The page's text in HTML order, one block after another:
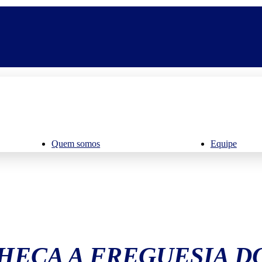
Quem somos Equipe
A FREGUESIA